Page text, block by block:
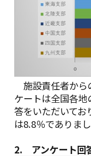
施設責任者から
ケートは全国各
答をいただいてお
は8.8％でありまし
2. アンケート回